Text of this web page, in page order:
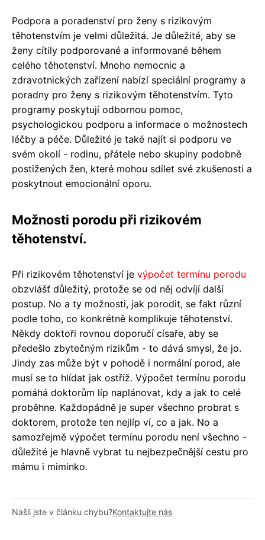
Podpora a poradenství pro ženy s rizikovým
těhotenstvím je velmi důležitá. Je důležité, aby se
ženy cítily podporované a informované během
celého těhotenství. Mnoho nemocnic a
zdravotnických zařízení nabízí speciální programy a
poradny pro ženy s rizikovým těhotenstvím. Tyto
programy poskytují odbornou pomoc,
psychologickou podporu a informace o možnostech
léčby a péče. Důležité je také najít si podporu ve
svém okolí - rodinu, přátele nebo skupiny podobně
postižených žen, které mohou sdílet své zkušenosti a
poskytnout emocionální oporu.
Možnosti porodu při rizikovém
těhotenství.
Při rizikovém těhotenství je výpočet termínu porodu
obzvlášť důležitý, protože se od něj odvíjí další
postup. No a ty možnosti, jak porodit, se fakt různí
podle toho, co konkrétně komplikuje těhotenství.
Někdy doktoři rovnou doporučí císaře, aby se
předešlo zbytečným rizikům - to dává smysl, že jo.
Jindy zas může být v pohodě i normální porod, ale
musí se to hlídat jak ostříž. Výpočet termínu porodu
pomáhá doktorům líp naplánovat, kdy a jak to celé
proběhne. Každopádně je super všechno probrat s
doktorem, protože ten nejlíp ví, co a jak. No a
samozřejmě výpočet termínu porodu není všechno -
důležité je hlavně vybrat tu nejbezpečnější cestu pro
mámu i miminko.
Našli jste v článku chybu?Kontaktujte nás